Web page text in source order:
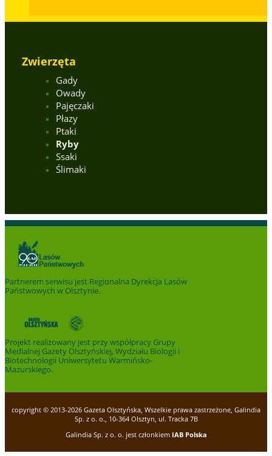
Zwierzęta
Gady
Owady
Pajęczaki
Płazy
Ptaki
Ryby
Ssaki
Ślimaki
Partnerem serwisu jest Regionalna Dyrekcja Lasów
Państwowych w Olsztynie.
Projekt realizowany jest przy współpracy Grupy
Medialnej Gazety Olsztyńskiej, Wydziału Biologii i
Biotechnologii Uniwersytetu Warmińsko-
Mazurskiego.
copyright © 2013-2026 Gazeta Olsztyńska, Wszelkie prawa zastrzeżone, Galindia
Sp. z o. o., 10-364 Olsztyn, ul. Tracka 7B
Galindia Sp. z o. o. jest członkiem IAB Polska